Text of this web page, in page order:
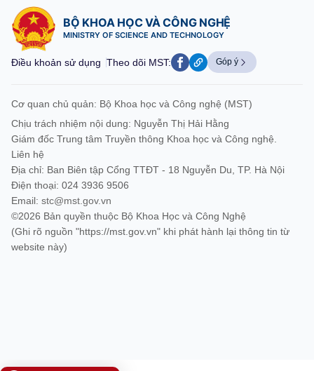
BỘ KHOA HỌC VÀ CÔNG NGHỆ
MINISTRY OF SCIENCE AND TECHNOLOGY
Điều khoản sử dụng Theo dõi MST: Góp ý
Cơ quan chủ quản: Bộ Khoa học và Công nghệ (MST)
Chịu trách nhiệm nội dung: Nguyễn Thị Hải Hằng
Giám đốc Trung tâm Truyền thông Khoa học và Công nghệ.
Liên hệ
Địa chỉ: Ban Biên tập Cổng TTĐT - 18 Nguyễn Du, TP. Hà Nội
Điện thoại: 024 3936 9506
Email: stc@mst.gov.vn
©2026 Bản quyền thuộc Bộ Khoa Học và Công Nghệ
(Ghi rõ nguồn "https://mst.gov.vn" khi phát hành lại thông tin từ
website này)